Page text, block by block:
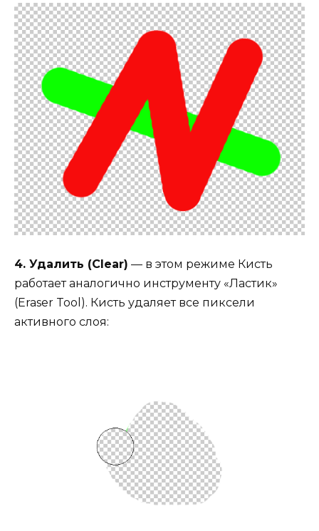
4. Удалить (Clear) — в этом режиме Кисть
работает аналогично инструменту «Ластик»
(Eraser Tool). Кисть удаляет все пиксели
активного слоя: